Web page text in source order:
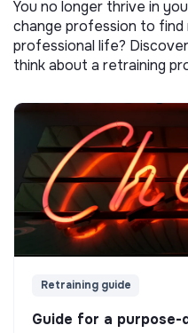
You no longer thrive in
change profession to find
professional life?
think about a retraining
Retraining guide
Guide for a purpose-